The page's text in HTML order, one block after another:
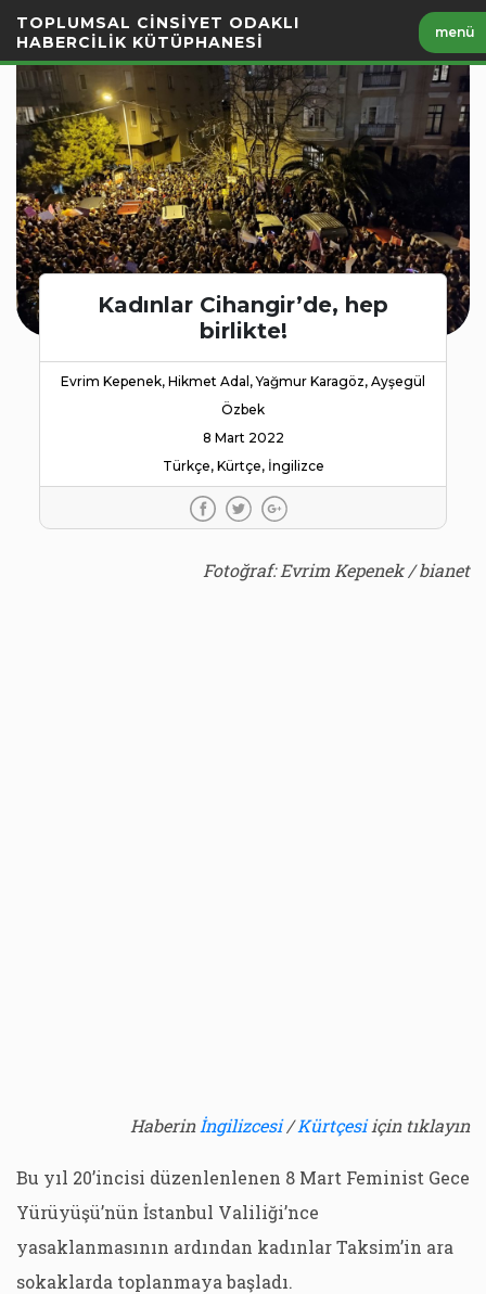
Geç
TOPLUMSAL CİNSİYET ODAKLI
HABERCİLİK KÜTÜPHANESİ
menü
Kadınlar Cihangir’de, hep
birlikte!
Evrim Kepenek, Hikmet Adal, Yağmur Karagöz, Ayşegül
Özbek
8 Mart 2022
Türkçe, Kürtçe, İngilizce
Fotoğraf: Evrim Kepenek / bianet
Haberin İngilizcesi/Kürtçesiiçin tıklayın
Bu yıl 20’incisi düzenlenlenen 8 Mart Feminist Gece
Yürüyüşü’nün İstanbul Valiliği’nce
yasaklanmasının ardından kadınlar Taksim’in ara
sokaklarda toplanmaya başladı.